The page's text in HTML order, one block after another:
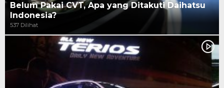
Belum Pakai CVT, Apa yang Ditakuti Daihatsu
Indonesia?
537 Dilihat